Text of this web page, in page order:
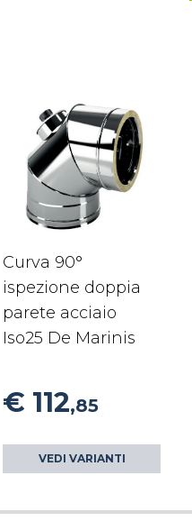
Curva 90°
ispezione doppia
parete acciaio
Iso25 De Marinis
€ 112,85
VEDI VARIANTI